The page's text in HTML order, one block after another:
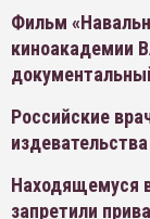
Фильм
киноакадемии
Российские
Находящемуся
запретили